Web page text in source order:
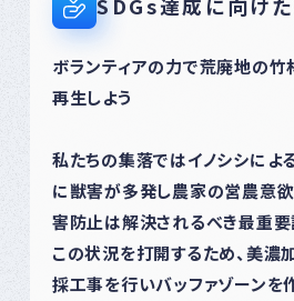
SDGs達成に向け
ボランティアの力で荒廃地の
再生しよう
私たちの集落ではイノシシによ
に獣害が多発し農家の営農意欲
害防止は解決されるべき最重要
この状況を打開するため、美濃
採工事を行いバッファゾーンを